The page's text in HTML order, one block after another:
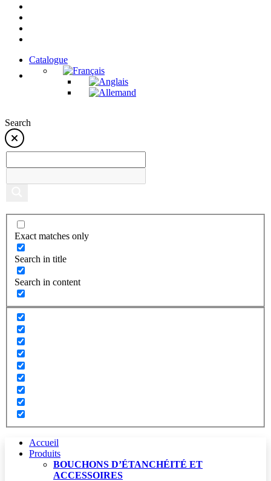
Catalogue
Search
Exact matches only
Search in title
Search in content
Accueil
Produits
BOUCHONS D’ÉTANCHÉITÉ ET
ACCESSOIRES